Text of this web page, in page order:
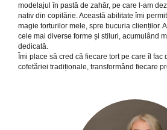
modelajul în pastă de zahăr, pe care l-am
nativ din copilărie. Această abilitate îmi
magie torturilor mele, spre bucuria clienților.
cele mai diverse forme și stiluri, acumulând
dedicată.
Îmi place să cred că fiecare tort pe care îl fac
cofetăriei tradiționale, transformând fiecare